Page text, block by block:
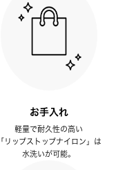
お手入れ
軽量で耐久性の高い
「リップストップナイロン」は
水洗いが可能。